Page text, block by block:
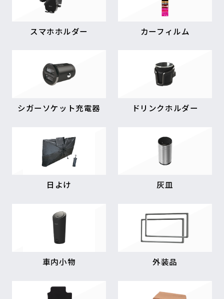
スマホホルダー カーフィルム
シガーソケット充電器 ドリンクホルダー
日よけ 灰皿
車内小物 外装品